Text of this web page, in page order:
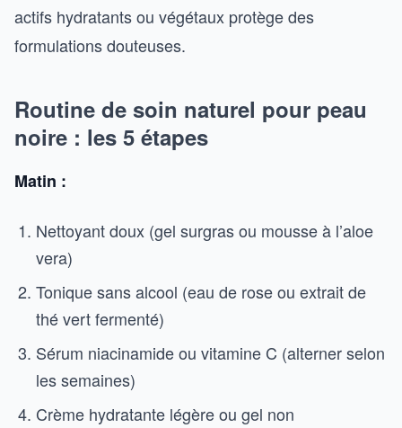
actifs hydratants ou végétaux protège des
formulations douteuses.
Routine de soin naturel pour peau
noire : les 5 étapes
Matin :
Nettoyant doux (gel surgras ou mousse à l’aloe
vera)
Tonique sans alcool (eau de rose ou extrait de
thé vert fermenté)
Sérum niacinamide ou vitamine C (alterner selon
les semaines)
Crème hydratante légère ou gel non